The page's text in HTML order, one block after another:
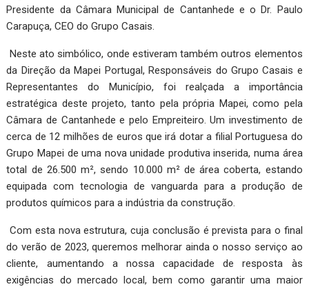
Presidente da Câmara Municipal de Cantanhede e o Dr. Paulo
Carapuça, CEO do Grupo Casais.
Neste ato simbólico, onde estiveram também outros elementos
da Direção da Mapei Portugal, Responsáveis do Grupo Casais e
Representantes do Município, foi realçada a importância
estratégica deste projeto, tanto pela própria Mapei, como pela
Câmara de Cantanhede e pelo Empreiteiro. Um investimento de
cerca de 12 milhões de euros que irá dotar a filial Portuguesa do
Grupo Mapei de uma nova unidade produtiva inserida, numa área
total de 26.500 m², sendo 10.000 m² de área coberta, estando
equipada com tecnologia de vanguarda para a produção de
produtos químicos para a indústria da construção.
Com esta nova estrutura, cuja conclusão é prevista para o final
do verão de 2023, queremos melhorar ainda o nosso serviço ao
cliente, aumentando a nossa capacidade de resposta às
exigências do mercado local, bem como garantir uma maior